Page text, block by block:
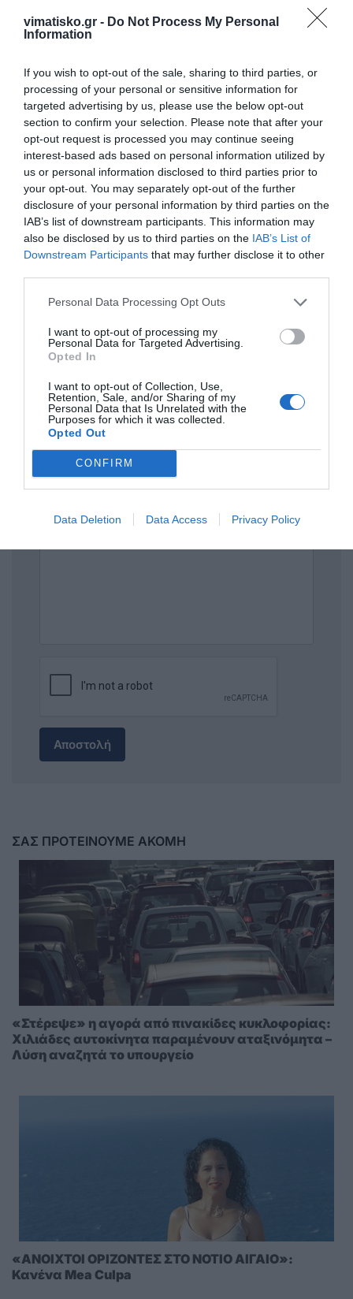
vimatisko.gr - Do Not Process My Personal
Information
If you wish to opt-out of the sale, sharing to third parties, or
processing of your personal or sensitive information for
targeted advertising by us, please use the below opt-out
section to confirm your selection. Please note that after your
opt-out request is processed you may continue seeing
interest-based ads based on personal information utilized by
us or personal information disclosed to third parties prior to
your opt-out. You may separately opt-out of the further
disclosure of your personal information by third parties on the
IAB’s list of downstream participants. This information may
also be disclosed by us to third parties on the IAB’s List of
Downstream Participants that may further disclose it to other
Personal Data Processing Opt Outs
I want to opt-out of processing my
Personal Data for Targeted Advertising.
Opted In
I want to opt-out of Collection, Use,
Retention, Sale, and/or Sharing of my
Personal Data that Is Unrelated with the
Purposes for which it was collected.
Opted Out
CONFIRM
Data Deletion Data Access Privacy Policy
πρόβλημά μας, αυτό δεν σημαίνει ότι δεν
μπορούμε να ζούμε ειρηνικά και να
ατζέντας», τόνισε.
Πηγή:protothema.gr
Η ανωνυμία είναι το καλύτερο κρησφύγετο δειλίας και
χυδαιότητας!
Σχόλια 0
Πρόσθεσε ένα σχόλιο
ΟΝΟΜΑ
ΣΧΟΛΙΟ
Αποστολή
ΣΑΣ ΠΡΟΤΕΙΝΟΥΜΕ ΑΚΟΜΗ
«Στέρεψε» η αγορά από πινακίδες κυκλοφορίας:
Χιλιάδες αυτοκίνητα παραμένουν αταξινόμητα –
Λύση αναζητά το υπουργείο
«ΑΝΟΙΧΤΟΙ ΟΡΙΖΟΝΤΕΣ ΣΤΟ ΝΟΤΙΟ ΑΙΓΑΙΟ»:
Κανένα Mea Culpa